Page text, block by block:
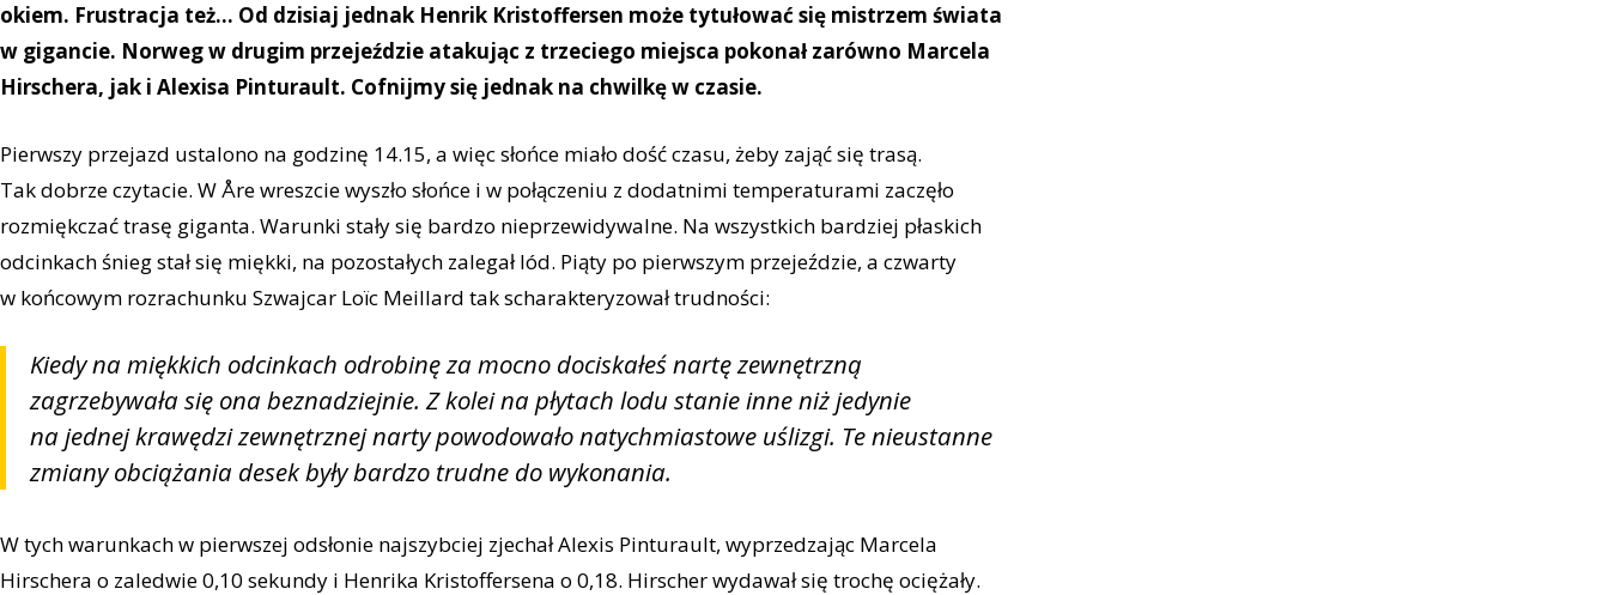
okiem. Frustracja też… Od dzisiaj jednak Henrik Kristoffersen może tytułować się mistrzem świata
w gigancie. Norweg w drugim przejeździe atakując z trzeciego miejsca pokonał zarówno Marcela
Hirschera, jak i Alexisa Pinturault. Cofnijmy się jednak na chwilkę w czasie.
Pierwszy przejazd ustalono na godzinę 14.15, a więc słońce miało dość czasu, żeby zająć się trasą.
Tak dobrze czytacie. W Åre wreszcie wyszło słońce i w połączeniu z dodatnimi temperaturami zaczęło
rozmiękczać trasę giganta. Warunki stały się bardzo nieprzewidywalne. Na wszystkich bardziej płaskich
odcinkach śnieg stał się miękki, na pozostałych zalegał lód. Piąty po pierwszym przejeździe, a czwarty
w końcowym rozrachunku Szwajcar Loïc Meillard tak scharakteryzował trudności:
Kiedy na miękkich odcinkach odrobinę za mocno dociskałeś nartę zewnętrzną
zagrzebywała się ona beznadziejnie. Z kolei na płytach lodu stanie inne niż jedynie
na jednej krawędzi zewnętrznej narty powodowało natychmiastowe uślizgi. Te nieustanne
zmiany obciążania desek były bardzo trudne do wykonania.
W tych warunkach w pierwszej odsłonie najszybciej zjechał Alexis Pinturault, wyprzedzając Marcela
Hirschera o zaledwie 0,10 sekundy i Henrika Kristoffersena o 0,18. Hirscher wydawał się trochę ociężały.